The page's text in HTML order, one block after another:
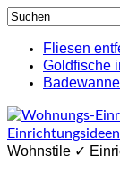
Fliesen
Goldfische
Wohnstile ✓